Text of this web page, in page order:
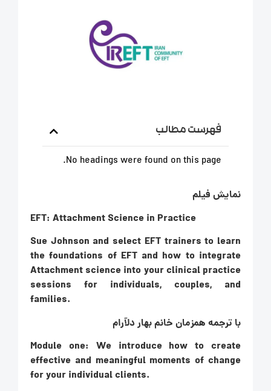
فهرست مطالب
No headings were found on this page.
نمایش فیلم
EFT: Attachment Science in Practice
Sue Johnson and select EFT trainers to learn
the foundations of EFT and how to integrate
Attachment science into your clinical practice
sessions for individuals, couples, and
families.
با ترجمه همزمان خانم بهار دلآرام
Module one: We introduce how to create
effective and meaningful moments of change
for your individual clients.